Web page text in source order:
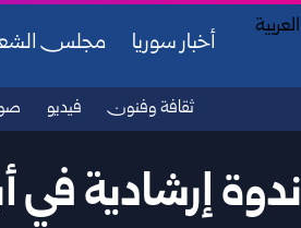
أخبار سوريا مجلس
ثقافة وفنون فيديو
ندوة إرشادية في